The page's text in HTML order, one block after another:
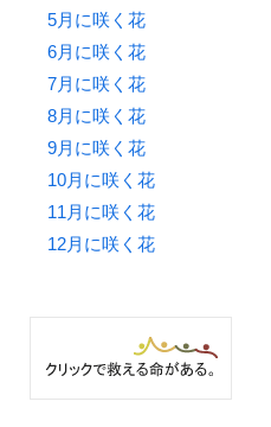
5月に咲く花
6月に咲く花
7月に咲く花
8月に咲く花
9月に咲く花
10月に咲く花
11月に咲く花
12月に咲く花